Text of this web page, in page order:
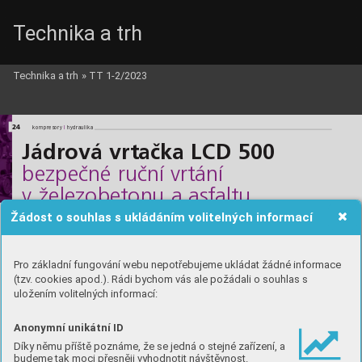
Žádost o souhlas s ukládáním volitelných informací
Pro základní fungování webu nepotřebujeme ukládat žádné informace
(tzv. cookies apod.). Rádi bychom vás ale požádali o souhlas s
uložením volitelných informací:
Anonymní unikátní ID
Díky němu příště poznáme, že se jedná o stejné zařízení, a
budeme tak moci přesněji vyhodnotit návštěvnost.
kompresory hydraulika
24
Jádrová vrtačka LCD 500
bezpečné ruční vrtání
v železobetonu a asfaltu
s průměrem až 200 mm
Technika a trh
Technika a trh » TT 1-2/2023